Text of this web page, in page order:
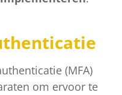
(MFA)
om ervoor te